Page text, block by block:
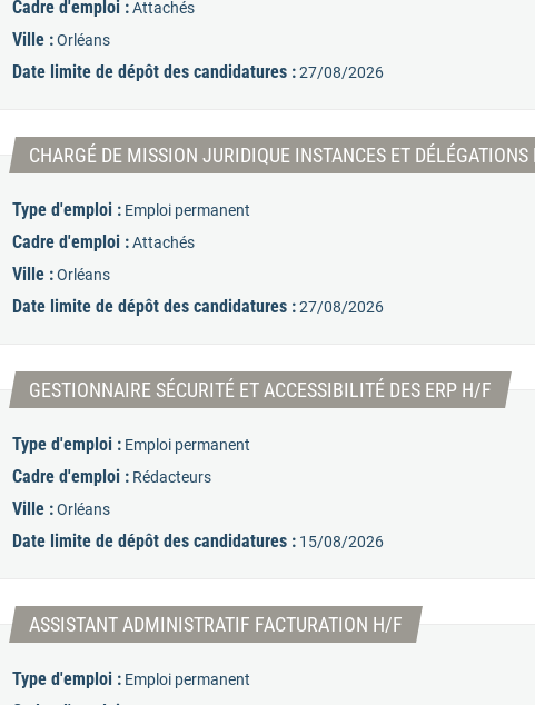
Cadre d'emploi : Attachés
Ville : Orléans
Date limite de dépôt des candidatures : 27/08/2026
CHARGÉ DE MISSION JURIDIQUE INSTANCES ET
Type d'emploi : Emploi permanent
Cadre d'emploi : Attachés
Ville : Orléans
Date limite de dépôt des candidatures : 27/08/2026
GESTIONNAIRE SÉCURITÉ ET ACCESSIBILITÉ DES ERP H/F
Type d'emploi : Emploi permanent
Cadre d'emploi : Rédacteurs
Ville : Orléans
Date limite de dépôt des candidatures : 15/08/2026
ASSISTANT ADMINISTRATIF FACTURATION H/F(Nouvelle
Type d'emploi : Emploi permanent